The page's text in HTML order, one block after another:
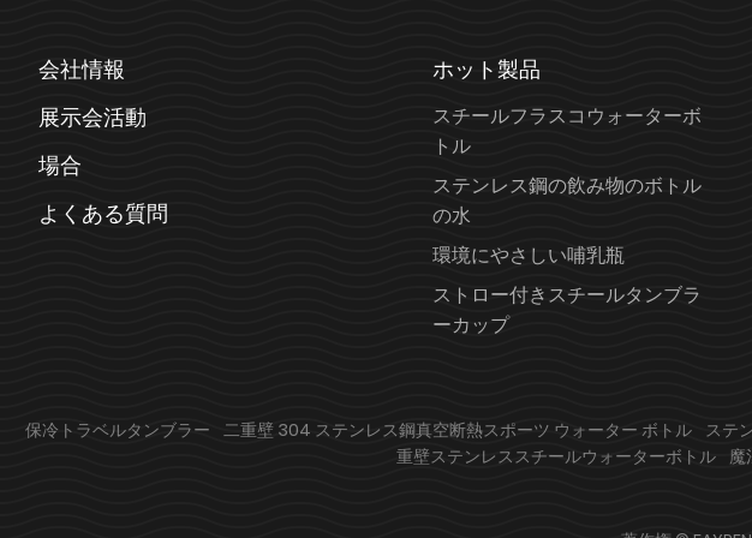
会社情報
展示会活動
場合
よくある質問
ホット製品
スチールフラスコウォーターボ
トル
ステンレス鋼の飲み物のボトル
の水
環境にやさしい哺乳瓶
ストロー付きスチールタンブラ
ーカップ
保冷トラベルタンブラー 二重壁 304 ステンレス鋼真空断熱スポーツ ウォーター ボトル ステ
重壁ステンレススチールウォーターボトル 魔